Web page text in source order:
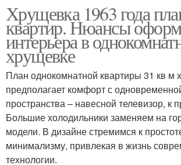
Хрущевка 1963 года
квартир. Нюансы
интерьера в
хрущевке
План однокомнатной квартиры 31 кв м
предполагает комфорт с
пространства – навесной телевизор, к
Большие холодильники заменяем на
модели. В дизайне стремимся к
минимализму, привлекая в жизнь
технологии.